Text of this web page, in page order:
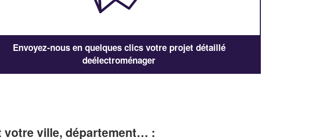
Envoyez-nous en quelques clics votre projet détaillé
deélectroménager
votre ville, département… :